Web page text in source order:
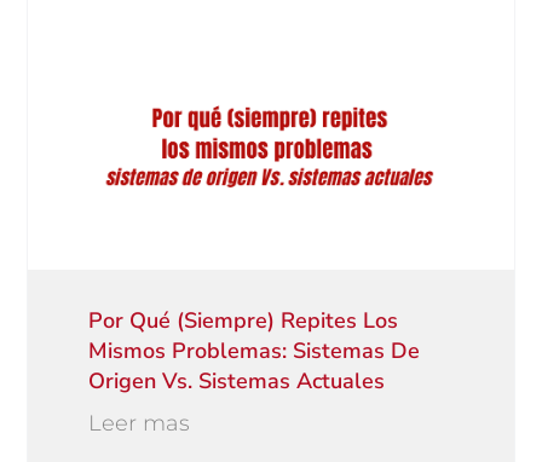
Por Qué (siempre) Repites Los
Mismos Problemas: Sistemas De
Origen Vs. Sistemas Actuales
Leer mas